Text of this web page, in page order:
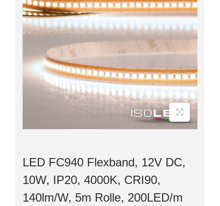
LED FC940 Flexband, 12V DC,
10W, IP20, 4000K, CRI90,
140lm/W, 5m Rolle, 200LED/m